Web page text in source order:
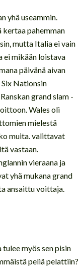
yhä useammin.
pahemman
mutta Italia ei vain
ei mikään loistava
päivänä aivan
Nationsin
grand slam -
Wales oli
mielestä
muita. valittavat
vastaan.
vieraana ja
yhä mukana grand
ansaittu voittaja.
myös sen pisin
peliä pelattiin?